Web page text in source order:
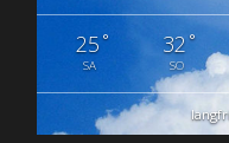
25°
SA
32 °
SO